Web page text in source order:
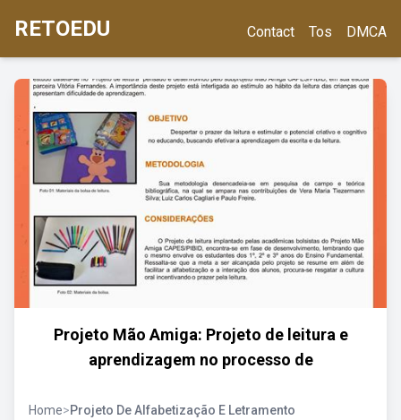
RETOEDU Contact Tos DMCA
Projeto Mão Amiga: Projeto de leitura e
aprendizagem no processo de
Home>Projeto De Alfabetização E Letramento